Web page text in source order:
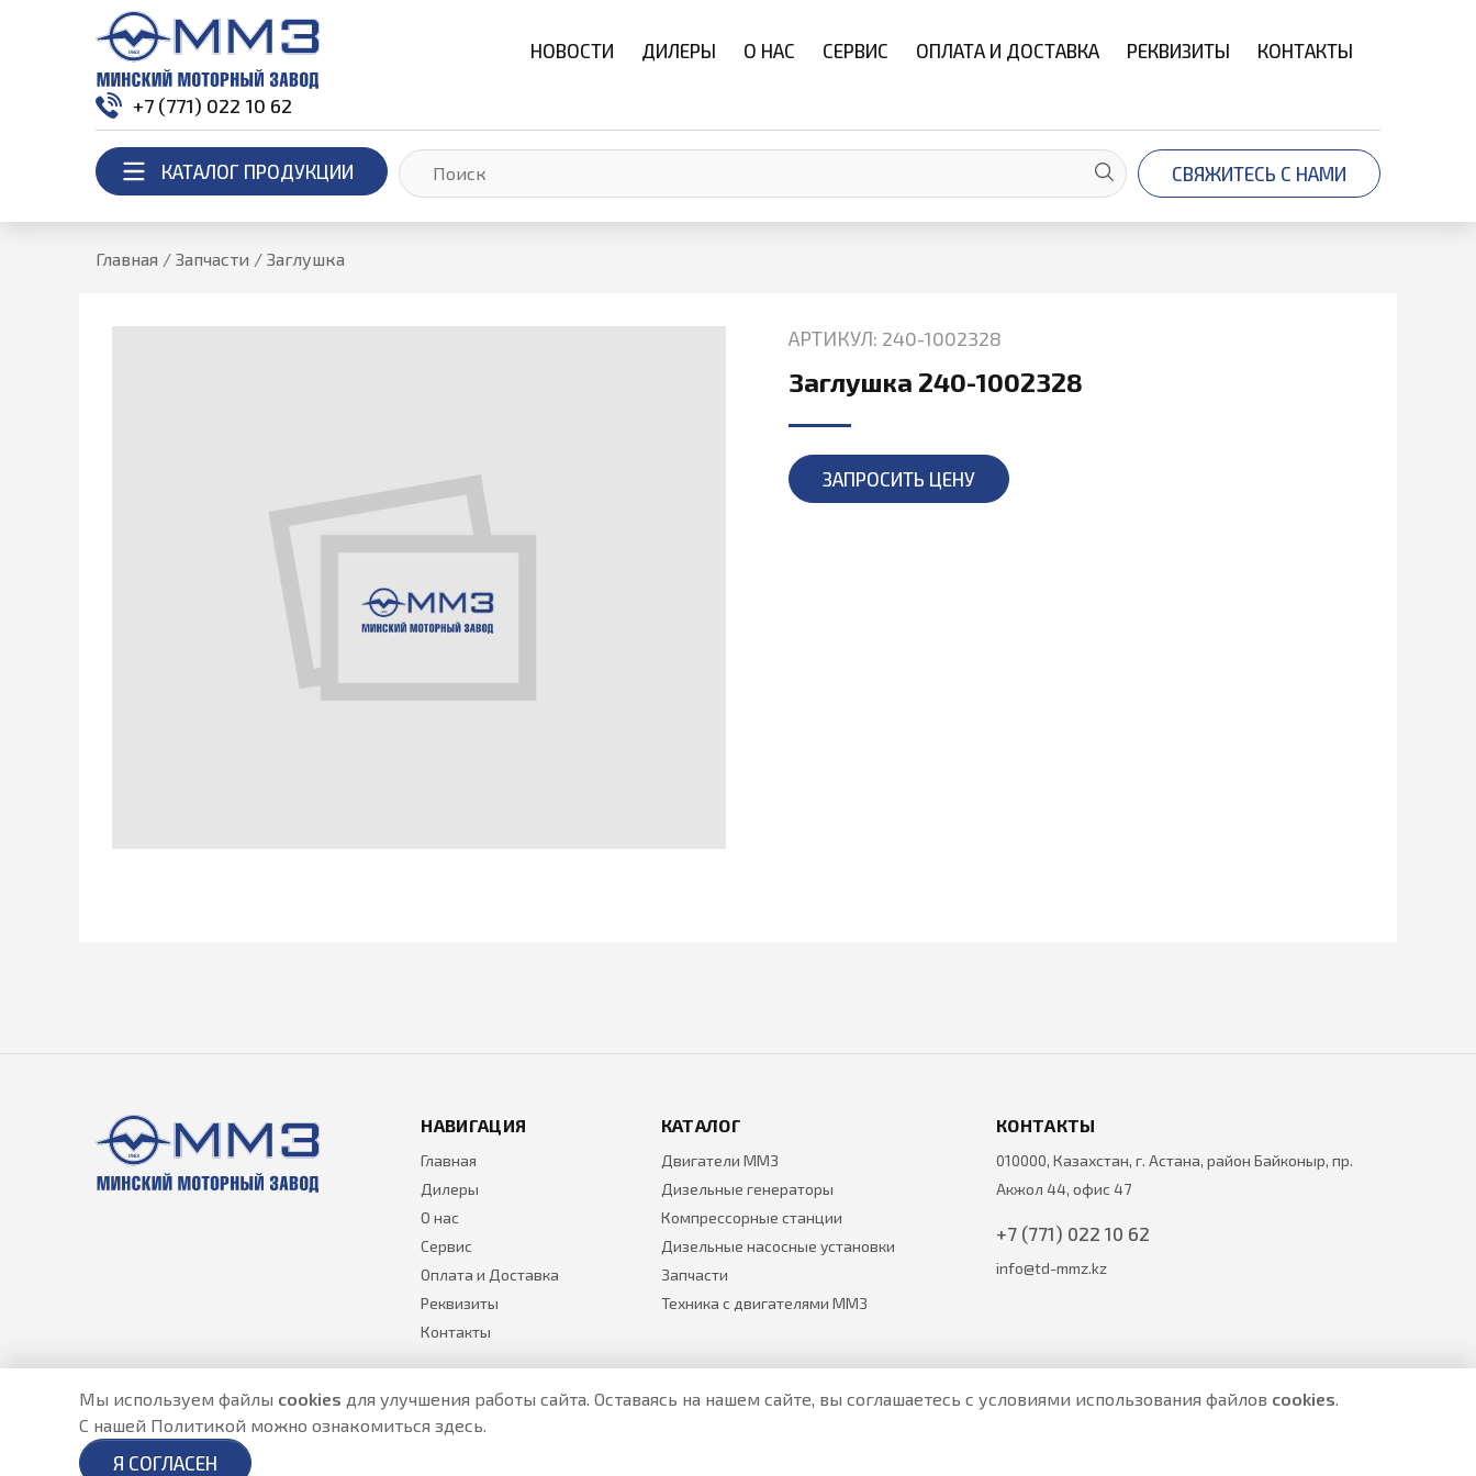
НОВОСТИ ДИЛЕРЫ О НАС СЕРВИС ОПЛАТА И ДОСТАВКА РЕКВИЗИТЫ КОНТАКТЫ
+7 (771) 022 10 62
КАТАЛОГ ПРОДУКЦИИ СВЯЖИТЕСЬ С НАМИ
Главная / Запчасти / Заглушка
АРТИКУЛ: 240-1002328
Заглушка 240-1002328
ЗАПРОСИТЬ ЦЕНУ
НАВИГАЦИЯ
Главная
Дилеры
О нас
Сервис
Оплата и Доставка
Реквизиты
Контакты
КАТАЛОГ
Двигатели ММЗ
Дизельные генераторы
Компрессорные станции
Дизельные насосные установки
Запчасти
Техника с двигателями ММЗ
КОНТАКТЫ
010000, Казахстан, г. Астана, район Байконыр, пр.
Акжол 44, офис 47
+7 (771) 022 10 62
info@td-mmz.kz
Разработано в
Мы используем файлы cookies для улучшения работы сайта. Оставаясь на нашем сайте, вы соглашаетесь с условиями использования файлов cookies.
С нашей Политикой можно ознакомиться здесь.
Я СОГЛАСЕН